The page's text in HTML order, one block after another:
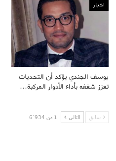
اخبار
يوسف الجندي يؤكد أن التحديات
تعزز شغفه بأداء الأدوار المركبة…
سابق التالى 1 من 6٬934